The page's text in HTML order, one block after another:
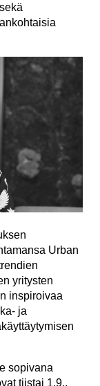
Urban
yritysten
inspiroivaa
ja
sopivana
tiistai 1.9.,